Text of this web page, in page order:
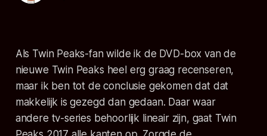
Als Twin Peaks-fan wilde ik de DVD-box van de
nieuwe Twin Peaks heel erg graag recenseren,
maar ik ben tot de conclusie gekomen dat dat
makkelijk is gezegd dan gedaan. Daar waar
andere tv-series behoorlijk lineair zijn, gaat Twin